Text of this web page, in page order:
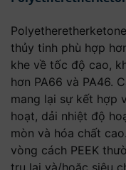
thủy tinh phù hợp
khe về tốc độ cao,
hơn PA66 và PA46.
mang lại sự kết hợp
hoạt, dải nhiệt độ
mòn và hóa chất
vòng cách PEEK